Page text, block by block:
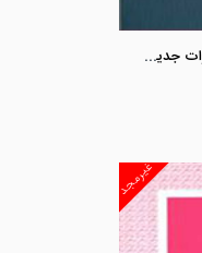
محشای اجرای ثبت «مطابق با رویه و مقررات جدید ثبتی»
غیرمجد